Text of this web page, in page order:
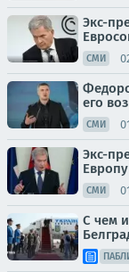
Экс-
СМИ
его
СМИ
Экс-
СМИ
С чем